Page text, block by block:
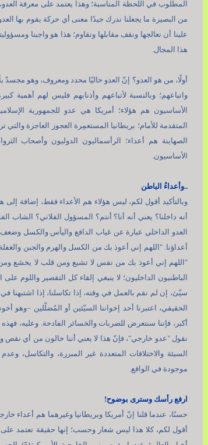
المطلوب في اللحظة المناسبة؛ وهذا يعتمد على معرفة
من البصيرة ما يجعلنا ندرك جيدًا معنى أي حركة يقوم بها
علينا أن نعالجها ونقف مقابلها ونقاوم؛ هذا هو واجبنا
هذا المجال.
أولًا، من هو العدو؟ إنّ العدو حاليًا محدد ومعروف، وهو مجسدٌ
واتباعهم؛ وبالنسبة لأتباعهم وأذنابهم فليس لهم أهمية
الأساسيون هم هؤلاء؛ أمريكا هي عدو للجمهورية
المتقدمة للأمام؛ بريطانيا المستعمِرة العجوز العاجزة
الصهاينة هم أعداء؛ الرأسماليون الدوليون وأصحاب
الأساسيون.
..وأعداءُ الباطن
وبالتأكيد أقول لكم، ليس هؤلاء هم الأعداء فقط، إضافة إلى
أنه داخلنا؟ يعني أنه أنا؟ أنتم؟ المسؤول الفلاني؟ الشاب
العدو الداخلي عبارة عن غياب الدافع واليأس والكسل
الباطنيون الداخليون؛ لا ينبغي إلقاء كل التقصير واللوم
سيّئ، إن لم نقم بالعمل في وقته، إذا تكاسلنا، إذا اشتبهنا
الحقيقي، اعتبرنا أحد إخواننا السيّئين أو المُضلّلين –وهو
أكبر، فإننا سنتعرض للضربات والخسائر الفادحة. وعليه، فهذه
نقول "عدو خارجي"، فإنّ هذا لا يعني أننا خالون من أي نقص
السيئة والاختلافات المتعددة غير المبررة، والتكاسل،
موجودة في الواقع.
ارفع رأسك وسترى بوضوح!
حسنًا، عندما قلنا إنّ أمريكا وبريطانيا وغيرهما هم أعداء
أقول لكم، كلا هذا ليس شعار وحسب؛ إنها حقيقة تعتمد على